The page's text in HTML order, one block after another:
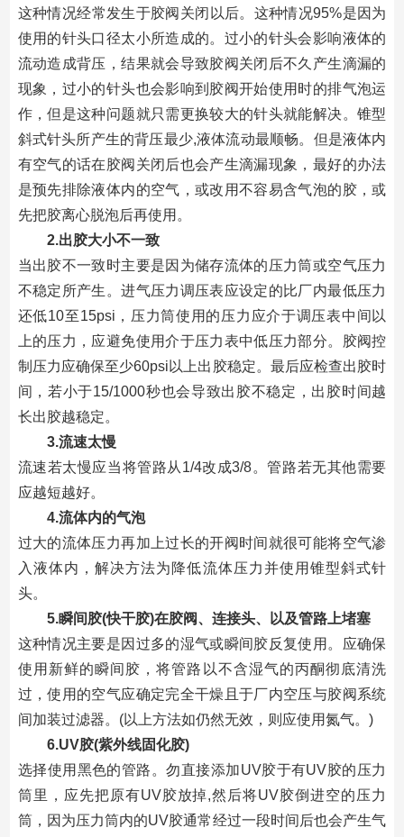
这种情况经常发生于胶阀关闭以后。这种情况95%是因为
使用的针头口径太小所造成的。过小的针头会影响液体的
流动造成背压，结果就会导致胶阀关闭后不久产生滴漏的
现象，过小的针头也会影响到胶阀开始使用时的排气泡运
作，但是这种问题就只需更换较大的针头就能解决。锥型
斜式针头所产生的背压最少,液体流动最顺畅。但是液体内
有空气的话在胶阀关闭后也会产生滴漏现象，最好的办法
是预先排除液体内的空气，或改用不容易含气泡的胶，或
先把胶离心脱泡后再使用。
2.出胶大小不一致
当出胶不一致时主要是因为储存流体的压力筒或空气压力
不稳定所产生。进气压力调压表应设定的比厂内最低压力
还低10至15psi，压力筒使用的压力应介于调压表中间以
上的压力，应避免使用介于压力表中低压力部分。胶阀控
制压力应确保至少60psi以上出胶稳定。最后应检查出胶时
间，若小于15/1000秒也会导致出胶不稳定，出胶时间越
长出胶越稳定。
3.流速太慢
流速若太慢应当将管路从1/4改成3/8。管路若无其他需要
应越短越好。
4.流体内的气泡
过大的流体压力再加上过长的开阀时间就很可能将空气渗
入液体内，解决方法为降低流体压力并使用锥型斜式针
头。
5.瞬间胶(快干胶)在胶阀、连接头、以及管路上堵塞
这种情况主要是因过多的湿气或瞬间胶反复使用。应确保
使用新鲜的瞬间胶，将管路以不含湿气的丙酮彻底清洗
过，使用的空气应确定完全干燥且于厂内空压与胶阀系统
间加装过滤器。(以上方法如仍然无效，则应使用氮气。)
6.UV胶(紫外线固化胶)
选择使用黑色的管路。勿直接添加UV胶于有UV胶的压力
筒里，应先把原有UV胶放掉,然后将UV胶倒进空的压力
筒，因为压力筒内的UV胶通常经过一段时间后也会产生气